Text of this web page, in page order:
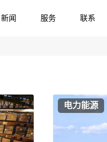
新闻 服务 联系
电力能源